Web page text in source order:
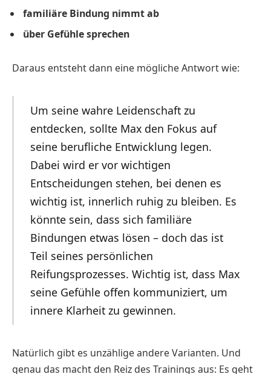
familiäre Bindung nimmt ab
über Gefühle sprechen
Daraus entsteht dann eine mögliche Antwort wie:
Um seine wahre Leidenschaft zu
entdecken, sollte Max den Fokus auf
seine berufliche Entwicklung legen.
Dabei wird er vor wichtigen
Entscheidungen stehen, bei denen es
wichtig ist, innerlich ruhig zu bleiben. Es
könnte sein, dass sich familiäre
Bindungen etwas lösen – doch das ist
Teil seines persönlichen
Reifungsprozesses. Wichtig ist, dass Max
seine Gefühle offen kommuniziert, um
innere Klarheit zu gewinnen.
Natürlich gibt es unzählige andere Varianten. Und
genau das macht den Reiz des Trainings aus: Es geht